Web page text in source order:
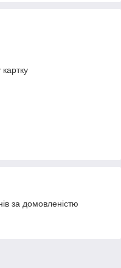
за домовленістю